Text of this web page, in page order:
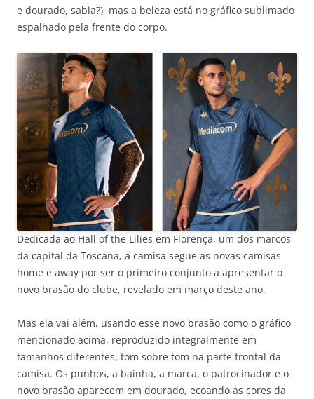
e dourado, sabia?), mas a beleza está no gráfico sublimado
espalhado pela frente do corpo.
Dedicada ao Hall of the Lilies em Florença, um dos marcos
da capital da Toscana, a camisa segue as novas camisas
home e away por ser o primeiro conjunto a apresentar o
novo brasão do clube, revelado em março deste ano.
Mas ela vai além, usando esse novo brasão como o gráfico
mencionado acima, reproduzido integralmente em
tamanhos diferentes, tom sobre tom na parte frontal da
camisa. Os punhos, a bainha, a marca, o patrocinador e o
novo brasão aparecem em dourado, ecoando as cores da